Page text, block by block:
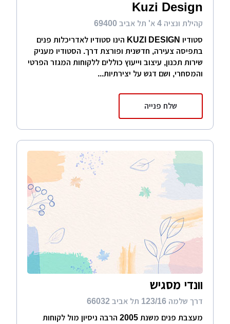
Kuzi Design
קהילת ונציה 4 א' תל אביב 69400
סטודיו KUZI DESIGN הינו סטודיו לאדריכלות פנים
בתפיסה צעירה, חדשנית ופורצת דרך. הסטודיו מעניק
שירות תכנון, עיצוב וייעוץ כוללים ללקוחות המגזר הפרטי
והמסחרי, ושם דגש על יצירתיות...
שלח פנייה
וונדי מסגיש
דרך שלמה 123/16 תל אביב 66032
מעצבת פנים משנת 2005 הרבה ניסיון מול לקוחות